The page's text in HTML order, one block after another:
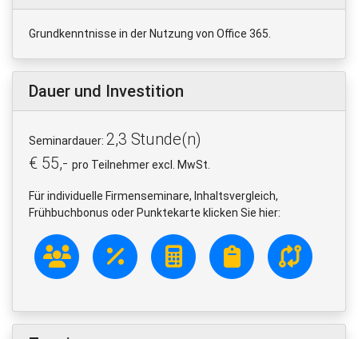
Grundkenntnisse in der Nutzung von Office 365.
Dauer und Investition
Seminardauer: 2,3 Stunde(n)
€ 55,- pro Teilnehmer excl. MwSt.
Für individuelle Firmenseminare, Inhaltsvergleich,
Frühbuchbonus oder Punktekarte klicken Sie hier: